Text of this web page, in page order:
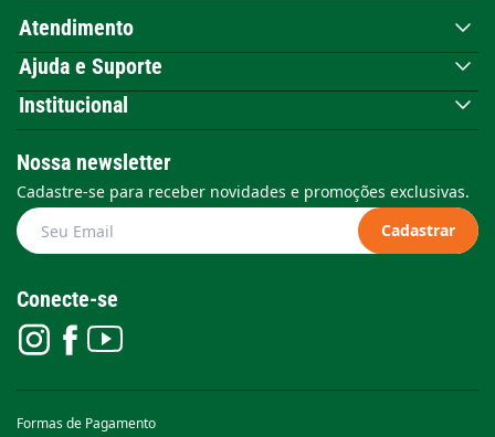
Atendimento
Ajuda e Suporte
Institucional
Nossa newsletter
Cadastre-se para receber novidades e promoções exclusivas.
Cadastrar
Conecte-se
Formas de Pagamento